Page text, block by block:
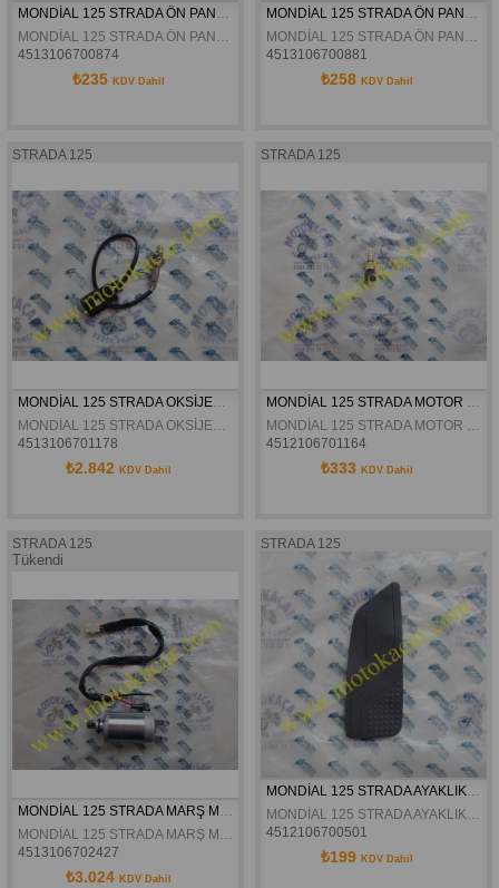
MONDİAL 125 STRADA ÖN PANEL ÜST KAPAK ARKA ORJİNAL
MONDİAL 125 STRADA ÖN PANEL ÜST KAPAK ARKA ORJİNAL
4513106700874
₺235 KDV Dahil
MONDİAL 125 STRADA ÖN PANEL ÜST KAPAK DEKOR ORJİNAL
MONDİAL 125 STRADA ÖN PANEL ÜST KAPAK DEKOR ORJİNAL
4513106700881
₺258 KDV Dahil
STRADA 125
MONDİAL 125 STRADA OKSİJEN SENSÖRÜ ORJİNAL
MONDİAL 125 STRADA OKSİJEN SENSÖRÜ ORJİNAL
4513106701178
₺2.842 KDV Dahil
STRADA 125
MONDİAL 125 STRADA MOTOR SICAKLIK SENSÖRÜ ORJİNAL
MONDİAL 125 STRADA MOTOR SICAKLIK SENSÖRÜ ORJİNAL
4512106701164
₺333 KDV Dahil
STRADA 125
Tükendi
MONDİAL 125 STRADA MARŞ MOTORU ORJİNAL
MONDİAL 125 STRADA MARŞ MOTORU ORJİNAL
4513106702427
₺3.024 KDV Dahil
STRADA 125
MONDİAL 125 STRADA AYAKLIK LASTİĞİ SAĞ ÖN ORJİNAL
MONDİAL 125 STRADA AYAKLIK LASTİĞİ SAĞ ÖN ORJİNAL
4512106700501
₺199 KDV Dahil